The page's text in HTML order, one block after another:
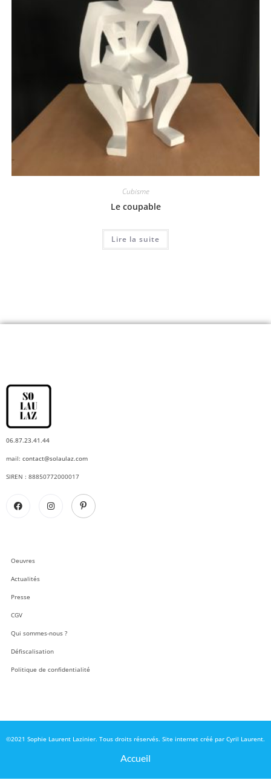
Cubisme
Le coupable
Lire la suite
06.87.23.41.44
mail: contact@solaulaz.com
SIREN : 88850772000017
Oeuvres
Actualités
Presse
CGV
Qui sommes-nous ?
Défiscalisation
Politique de confidentialité
©2021 Sophie Laurent Lazinier. Tous droits réservés. Site internet créé par Cyril Laurent.
Accueil